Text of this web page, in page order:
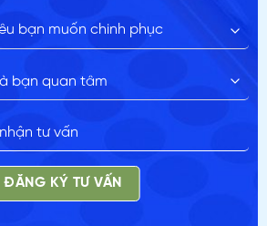
ĐĂNG KÝ TƯ VẤN